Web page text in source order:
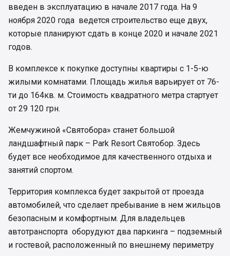
введен в эксплуатацию в начале 2017 года. На 9
ноября 2020 года ведется строительство еще двух,
которые планируют сдать в конце 2020 и начале 2021
годов.
В комплексе к покупке доступны квартиры с 1-5-ю
жилыми комнатами. Площадь жилья варьирует от 76-
ти до 164кв. м. Стоимость квадратного метра стартует
от 29 120 грн.
Жемчужиной «Святобора» станет большой
ландшафтный парк – Park Resort Святобор. Здесь
будет все необходимое для качественного отдыха и
занятий спортом.
Территория комплекса будет закрытой от проезда
автомобилей, что сделает пребывание в нем жильцов
безопасным и комфортным. Для владельцев
автотранспорта оборудуют два паркинга – подземный
и гостевой, расположенный по внешнему периметру